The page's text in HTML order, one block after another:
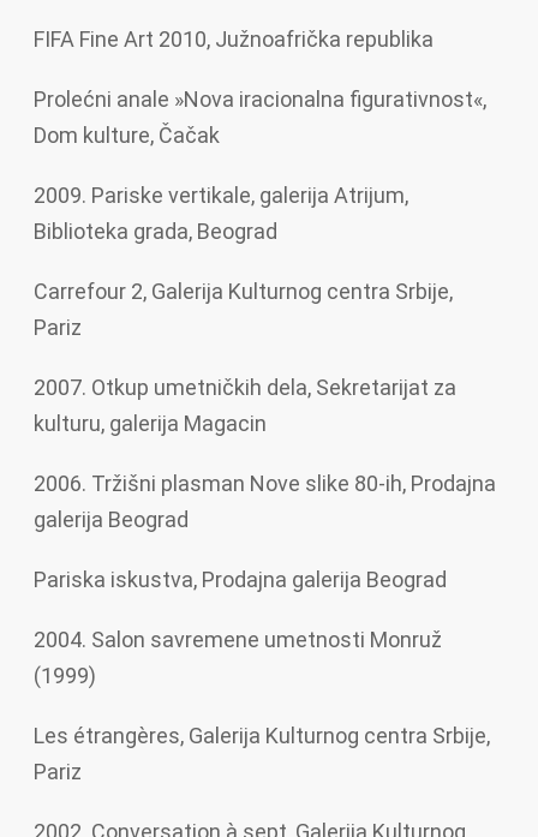
FIFA Fine Art 2010, Južnoafrička republika
Prolećni anale »Nova iracionalna figurativnost«,
Dom kulture, Čačak
2009. Pariske vertikale, galerija Atrijum,
Biblioteka grada, Beograd
Carrefour 2, Galerija Kulturnog centra Srbije,
Pariz
2007. Otkup umetničkih dela, Sekretarijat za
kulturu, galerija Magacin
2006. Tržišni plasman Nove slike 80-ih, Prodajna
galerija Beograd
Pariska iskustva, Prodajna galerija Beograd
2004. Salon savremene umetnosti Monruž
(1999)
Les étrangères, Galerija Kulturnog centra Srbije,
Pariz
2002. Conversation à sept, Galerija Kulturnog